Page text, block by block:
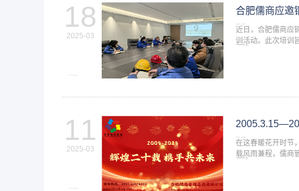
服务认证
服务能力 / 售后评价 / 信息技术服务
实验室认可
CMA / CNAS / ISO17025
质量管
信息安
食品安
18
2025-03
合肥儒商应邀
近日，合肥儒商应
训活动。此次培训
11
2025-03
在这春暖花开时节
载风雨兼程，儒商